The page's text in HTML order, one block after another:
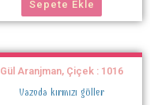
Sepete Ekle
Gül Aranjman, Çiçek : 1016
Vazoda kırmızı güller